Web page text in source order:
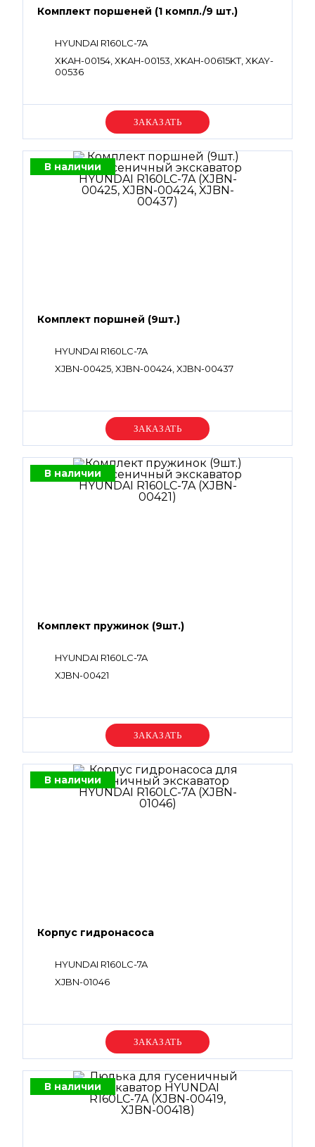
Комплект поршеней (1 компл./9 шт.)
HYUNDAI R160LC-7A
XKAH-00154, XKAH-00153, XKAH-00615KT, XKAY-
00536
Уточняйте цену
В наличии
Комплект поршней (9шт.)
HYUNDAI R160LC-7A
XJBN-00425, XJBN-00424, XJBN-00437
Уточняйте цену
В наличии
Комплект пружинок (9шт.)
HYUNDAI R160LC-7A
XJBN-00421
Уточняйте цену
В наличии
Корпус гидронасоса
HYUNDAI R160LC-7A
XJBN-01046
Уточняйте цену
В наличии